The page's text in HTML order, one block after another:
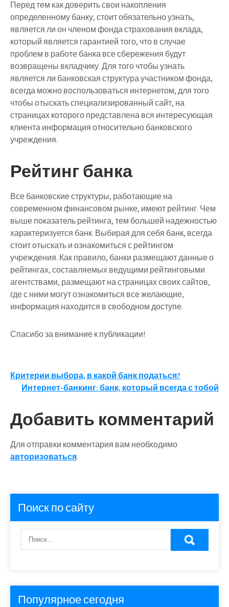
Перед тем как доверить свои накопления
определенному банку, стоит обязательно узнать,
является ли он членом фонда страхования вклада,
который является гарантией того, что в случае
проблем в работе банка все сбережения будут
возвращены вкладчику. Для того чтобы узнать
является ли банковская структура участником фонда,
всегда можно воспользоваться интернетом, для того
чтобы отыскать специализированный сайт, на
страницах которого представлена вся интересующая
клиента информация относительно банковского
учреждения.
Рейтинг банка
Все банковские структуры, работающие на
современном финансовом рынке, имеют рейтинг. Чем
выше показатель рейтинга, тем большей надежностью
характеризуется банк. Выбирая для себя банк, всегда
стоит отыскать и ознакомиться с рейтингом
учреждения. Как правило, банки размещают данные о
рейтингах, составляемых ведущими рейтинговыми
агентствами, размещают на страницах своих сайтов,
где с ними могут ознакомиться все желающие,
информация находится в свободном доступе.
Спасибо за внимание к публикации!
Навигация
по
записям
Критерии выбора, в какой банк податься?
Интернет-банкинг: банк, который всегда с тобой
Добавить комментарий
Для отправки комментария вам необходимо
авторизоваться.
Поиск по сайту
Популярное сегодня